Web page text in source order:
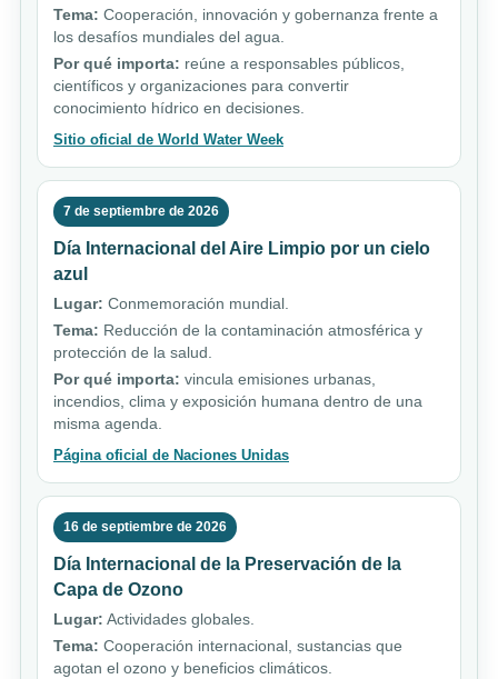
Tema: Cooperación, innovación y gobernanza frente a
los desafíos mundiales del agua.
Por qué importa: reúne a responsables públicos,
científicos y organizaciones para convertir
conocimiento hídrico en decisiones.
Sitio oficial de World Water Week
7 de septiembre de 2026
Día Internacional del Aire Limpio por un cielo
azul
Lugar: Conmemoración mundial.
Tema: Reducción de la contaminación atmosférica y
protección de la salud.
Por qué importa: vincula emisiones urbanas,
incendios, clima y exposición humana dentro de una
misma agenda.
Página oficial de Naciones Unidas
16 de septiembre de 2026
Día Internacional de la Preservación de la
Capa de Ozono
Lugar: Actividades globales.
Tema: Cooperación internacional, sustancias que
agotan el ozono y beneficios climáticos.